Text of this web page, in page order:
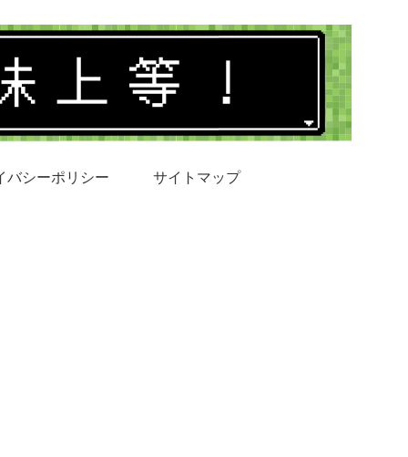
バシーポリシー サイトマップ